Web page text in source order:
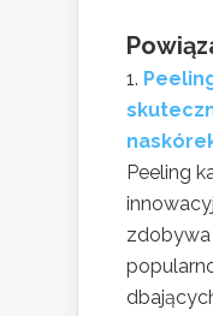
Peeling
zdobywa